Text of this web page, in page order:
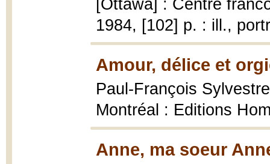
[Ottawa] : Centre
1984, [102] p. : ill.,
Amour, délice et
Paul-François
Montréal : Editions
Anne, ma soeur